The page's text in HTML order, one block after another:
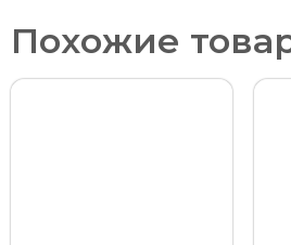
Похожие